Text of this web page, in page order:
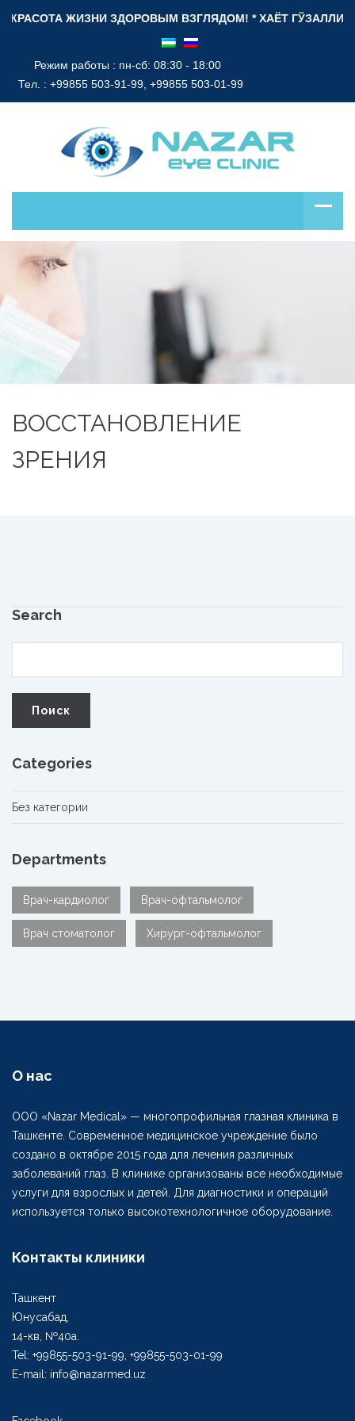
КРАСОТА ЖИЗНИ ЗДОРОВЫМ ВЗГЛЯДОМ! * ХАЁТ ГЎЗАЛЛИГИ
Режим работы : пн-сб: 08:30 - 18:00
Тел. : +99855 503-91-99, +99855 503-01-99
ВОССТАНОВЛЕНИЕ
ЗРЕНИЯ
Search
Categories
Без категории
Departments
Врач-кардиолог Врач-офтальмолог
Врач стоматолог Хирург-офтальмолог
О нас
ООО «Nazar Medical» — многопрофильная глазная клиника в
Ташкенте. Современное медицинское учреждение было
создано в октябре 2015 года для лечения различных
заболеваний глаз. В клинике организованы все необходимые
услуги для взрослых и детей. Для диагностики и операций
используется только высокотехнологичное оборудование.
Контакты клиники
Ташкент
Юнусабад,
14-кв, №40а.
Tel: +99855-503-91-99, +99855-503-01-99
E-mail: info@nazarmed.uz